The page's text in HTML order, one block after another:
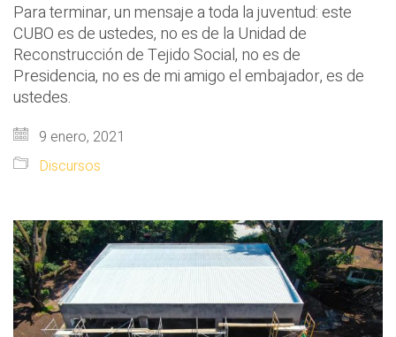
Para terminar, un mensaje a toda la juventud: este
CUBO es de ustedes, no es de la Unidad de
Reconstrucción de Tejido Social, no es de
Presidencia, no es de mi amigo el embajador, es de
ustedes.
9 enero, 2021
Discursos